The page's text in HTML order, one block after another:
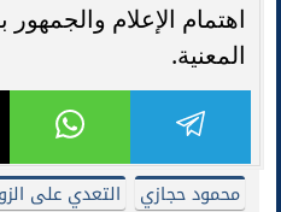
اهتمام الإعلام
المعنية.
محمود حجازي التعدي على